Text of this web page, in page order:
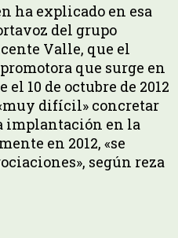
ha explicado en esa
del grupo
Valle, que el
que surge en
el 10 de octubre de 2012
difícil» concretar
implantación en la
en 2012, «se
según reza